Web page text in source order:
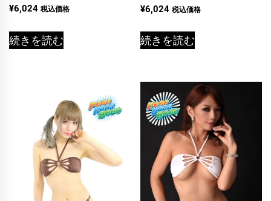
¥6,024 税込価格
続きを読む
¥6,024 税込価格
続きを読む